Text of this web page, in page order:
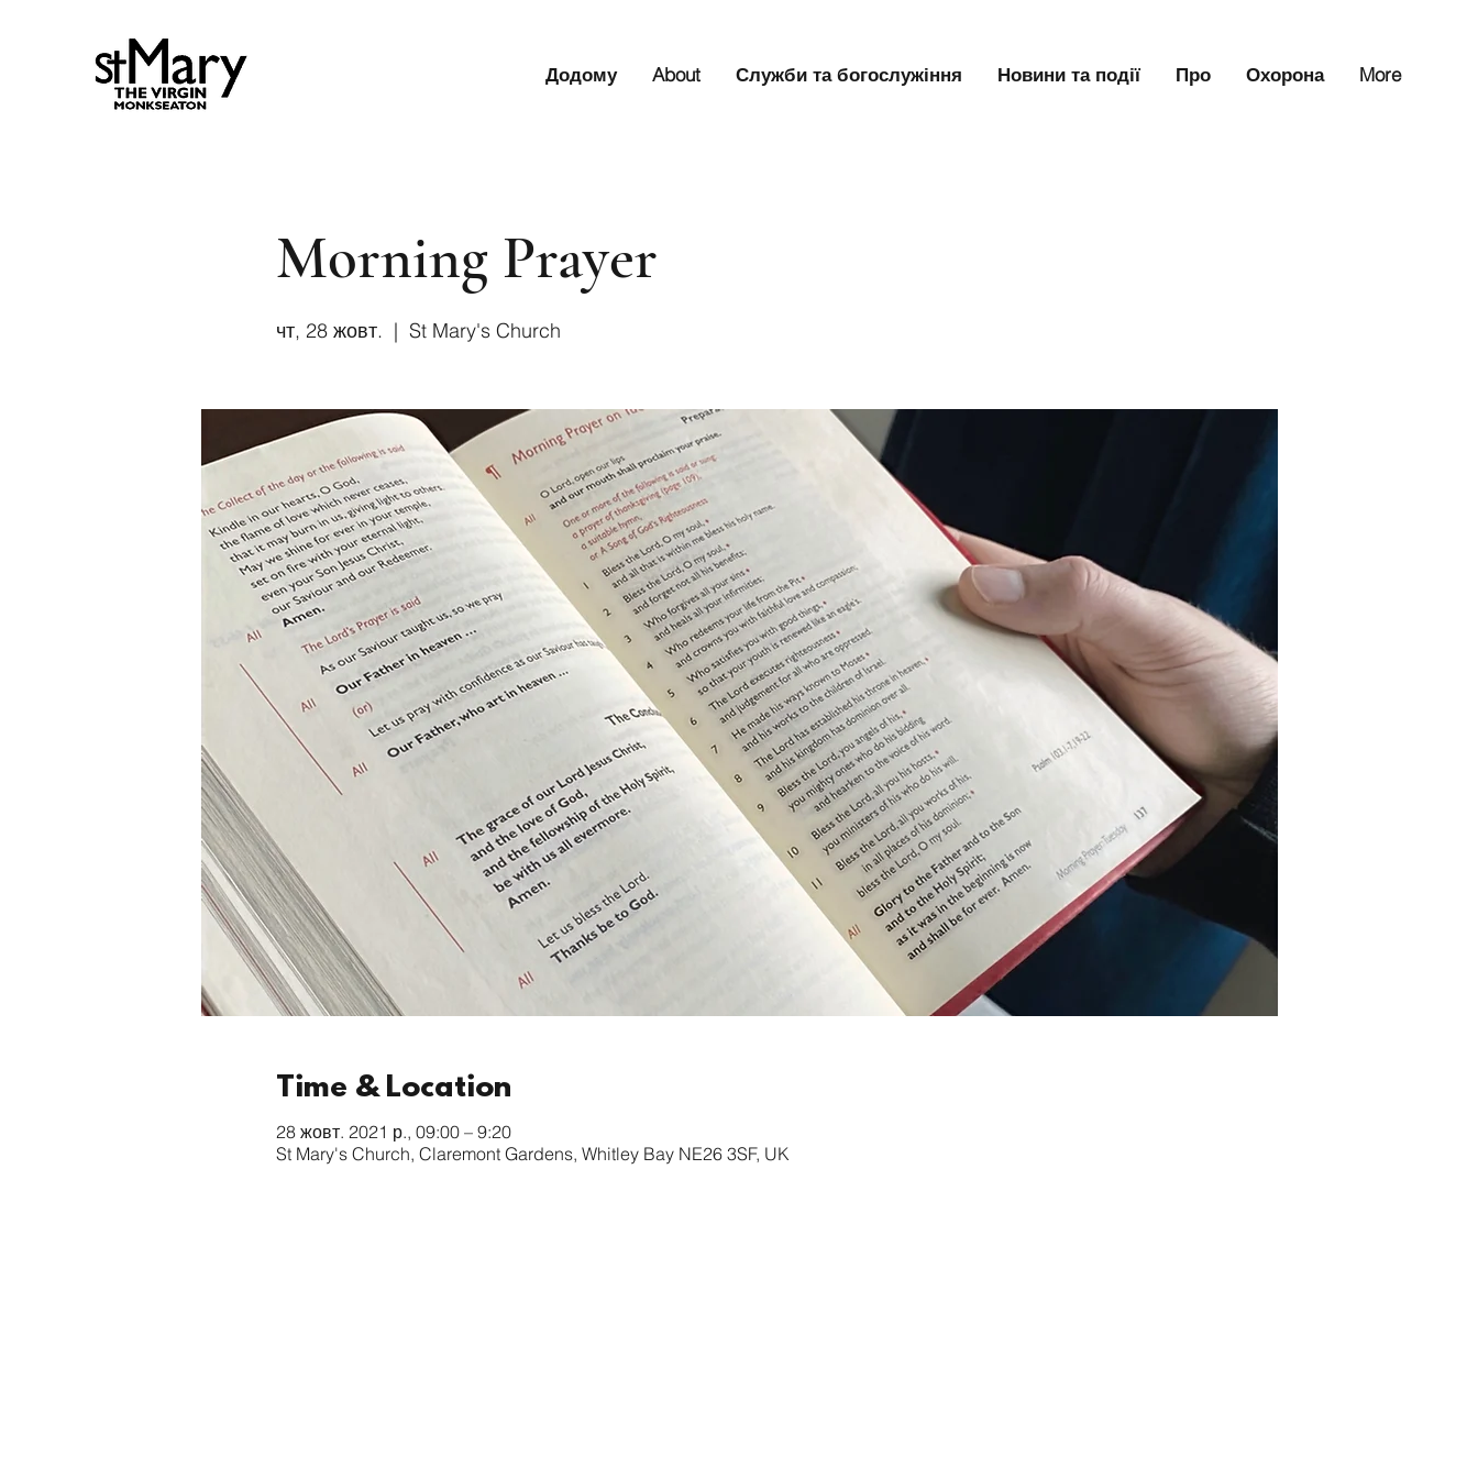
Додому About Служби та богослужіння Новини та події Про Охорона More
Morning Prayer
чт, 28 жовт.
  |
St Mary's Church
Time & Location
28 жовт. 2021 р., 09:00 – 9:20
St Mary's Church, Claremont Gardens, Whitley Bay NE26 3SF, UK